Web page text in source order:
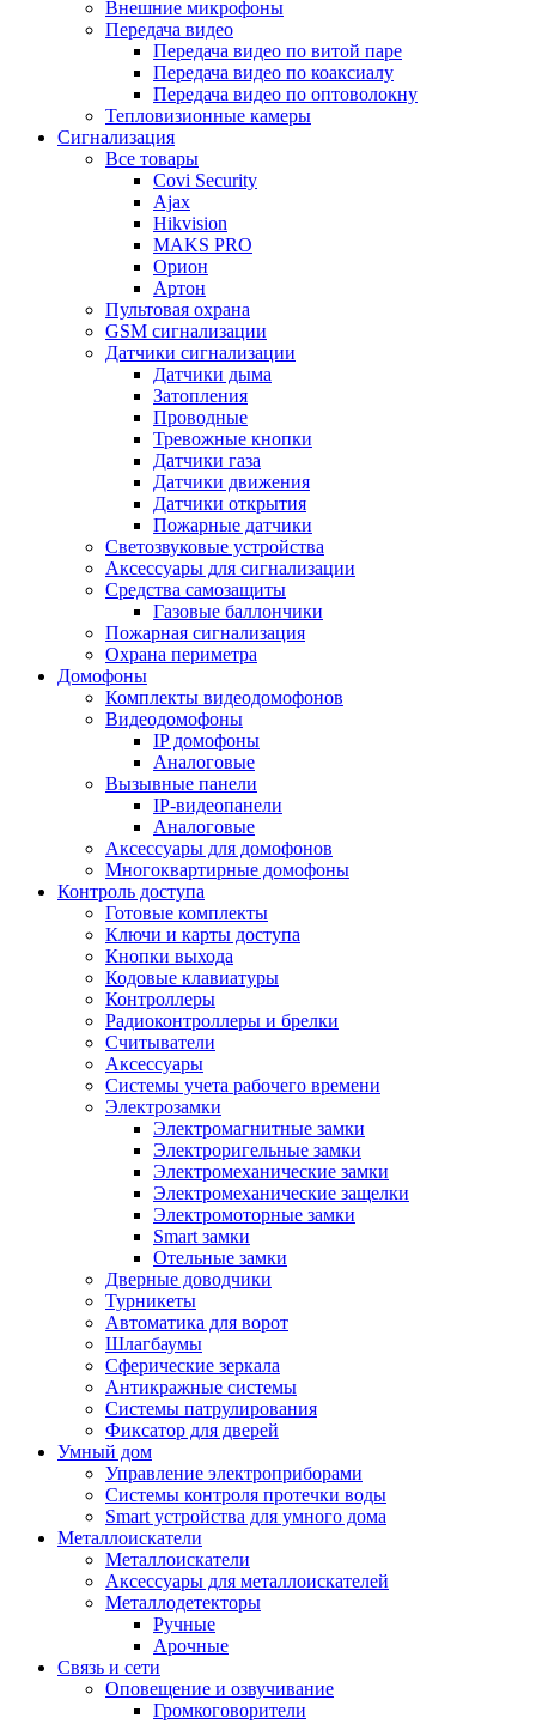
Внешние микрофоны
Передача видео
Передача видео по витой паре
Передача видео по коаксиалу
Передача видео по оптоволокну
Тепловизионные камеры
Сигнализация
Все товары
Covi Security
Ajax
Hikvision
MAKS PRO
Орион
Артон
Пультовая охрана
GSM сигнализации
Датчики сигнализации
Датчики дыма
Затопления
Проводные
Тревожные кнопки
Датчики газа
Датчики движения
Датчики открытия
Пожарные датчики
Светозвуковые устройства
Аксессуары для сигнализации
Средства самозащиты
Газовые баллончики
Пожарная сигнализация
Охрана периметра
Домофоны
Комплекты видеодомофонов
Видеодомофоны
IP домофоны
Аналоговые
Вызывные панели
IP-видеопанели
Аналоговые
Аксессуары для домофонов
Многоквартирные домофоны
Контроль доступа
Готовые комплекты
Ключи и карты доступа
Кнопки выхода
Кодовые клавиатуры
Контроллеры
Радиоконтроллеры и брелки
Считыватели
Аксессуары
Системы учета рабочего времени
Электрозамки
Электромагнитные замки
Электроригельные замки
Электромеханические замки
Электромеханические защелки
Электромоторные замки
Smart замки
Отельные замки
Дверные доводчики
Турникеты
Автоматика для ворот
Шлагбаумы
Сферические зеркала
Антикражные системы
Системы патрулирования
Фиксатор для дверей
Умный дом
Управление электроприборами
Системы контроля протечки воды
Smart устройства для умного дома
Металлоискатели
Металлоискатели
Аксессуары для металлоискателей
Металлодетекторы
Ручные
Арочные
Связь и сети
Оповещение и озвучивание
Громкоговорители